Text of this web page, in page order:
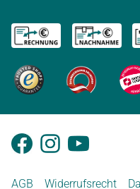
AGB Widerrufsrecht